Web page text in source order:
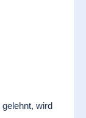
wird